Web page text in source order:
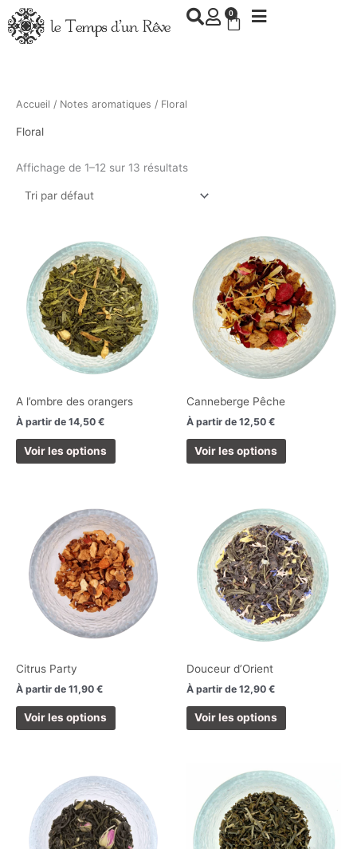
Aller
au
contenu
0
Panier
Accueil / Notes aromatiques / Floral
Floral
Affichage de 1–12 sur 13 résultats
A l’ombre des orangers
À partir de 14,50 €
Voir les options
produit
a
plusieurs
variations.
Les
options
peuvent
du
Canneberge Pêche
À partir de 12,50 €
Voir les options
Ce
produit
a
plusieurs
variations.
Les
options
peuvent
être
du
Citrus Party
À partir de 11,90 €
Voir les options
produit
a
plusieurs
variations.
Les
options
peuvent
du
Douceur d’Orient
À partir de 12,90 €
Voir les options
produit
a
plusieurs
variations.
Les
options
peuvent
du
produit
a
plusieurs
variations.
Ce
produit
a
plusieurs
variations.